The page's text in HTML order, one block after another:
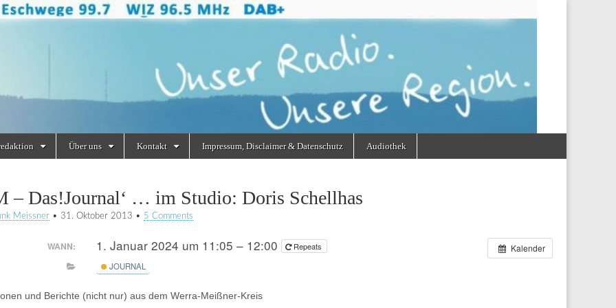
Über uns Kontakt Impressum, Disclaimer & Datenschutz Audiothek
– Das!Journal‘ … im Studio: Doris Schellhas
Meissner • 31. Oktober 2013 • 5 Comments
Kalender
WANN: 1. Januar 2024 um 11:05 – 12:00
Repeats
JOURNAL
und Berichte (nicht nur) aus dem Werra-Meißner-Kreis